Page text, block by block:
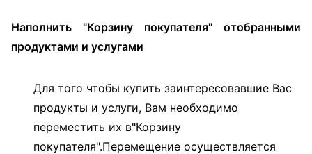
Наполнить "Корзину покупателя" отобранными
продуктами и услугами
Для того чтобы купить заинтересовавшие Вас
продукты и услуги, Вам необходимо
переместить их в"Корзину
покупателя".Перемещение осуществляется